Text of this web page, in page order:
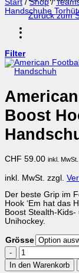
Zurück zum
Start / Shop /
Handschuhe
Filter
Boost
CHF 59.00 inkl. MwSt.
inkl. MwSt. zzgl.
Der beste Grip im
Hook ‘Em hat das
Boost Stealth-
Unihockey.
Grösse
American
Football
Glove
In den Warenkorb